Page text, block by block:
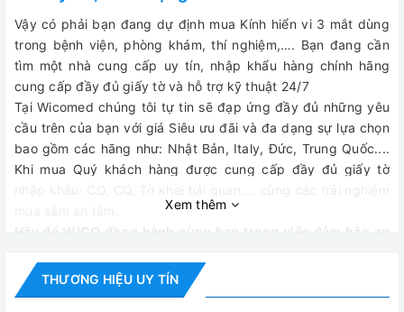
Vậy có phải bạn đang dự định mua Kính hiển vi 3 mắt dùng
trong bệnh viện, phòng khám, thí nghiệm,…. Bạn đang cần
tìm một nhà cung cấp uy tín, nhập khẩu hàng chính hãng
cung cấp đầy đủ giấy tờ và hỗ trợ kỹ thuật 24/7
Tại Wicomed chúng tôi tự tin sẽ đạp ứng đầy đủ những yêu
cầu trên của bạn với giá Siêu ưu đãi và đa dạng sự lựa chọn
bao gồm các hãng như: Nhật Bản, Italy, Đức, Trung Quốc....
Khi mua Quý khách hàng được cung cấp đầy đủ giấy tờ
hàng đầu Việt Nam!
CÔNG TY TNHH THIẾT BỊ VÀ CÔNG NGHỆ WICO
Xem thêm
THƯƠNG HIỆU UY TÍN